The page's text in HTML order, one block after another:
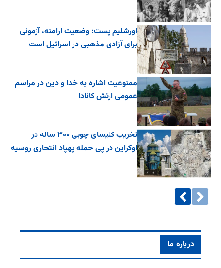
اورشلیم پست: وضعیت ارامنه، آزمونی
برای آزادی مذهبی در اسرائیل است
ممنوعیت اشاره به خدا و دین در مراسم
عمومی ارتش کانادا
تخریب کلیسای چوبی ۳۰۰ ساله در
اوکراین در پی حمله پهپاد انتحاری روسیه
درباره ما